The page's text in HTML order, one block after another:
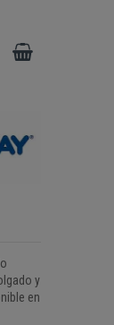
y
en